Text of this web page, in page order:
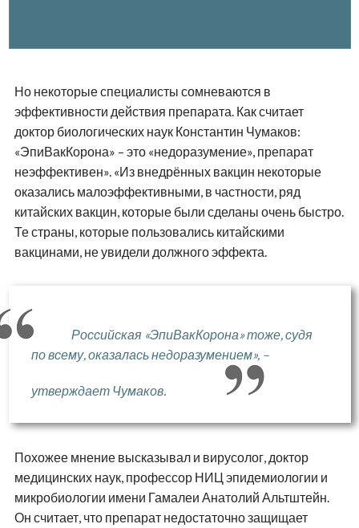
Но некоторые специалисты сомневаются в
эффективности действия препарата. Как считает
доктор биологических наук Константин Чумаков:
«ЭпиВакКорона» – это «недоразумение», препарат
неэффективен». «Из внедрённых вакцин некоторые
оказались малоэффективными, в частности, ряд
китайских вакцин, которые были сделаны очень быстро.
Те страны, которые пользовались китайскими
вакцинами, не увидели должного эффекта.
Российская «ЭпиВакКорона» тоже, судя
по всему, оказалась недоразумением», –
утверждает Чумаков.
Похожее мнение высказывал и вирусолог, доктор
медицинских наук, профессор НИЦ эпидемиологии и
микробиологии имени Гамалеи Анатолий Альтштейн.
Он считает, что препарат недостаточно защищает